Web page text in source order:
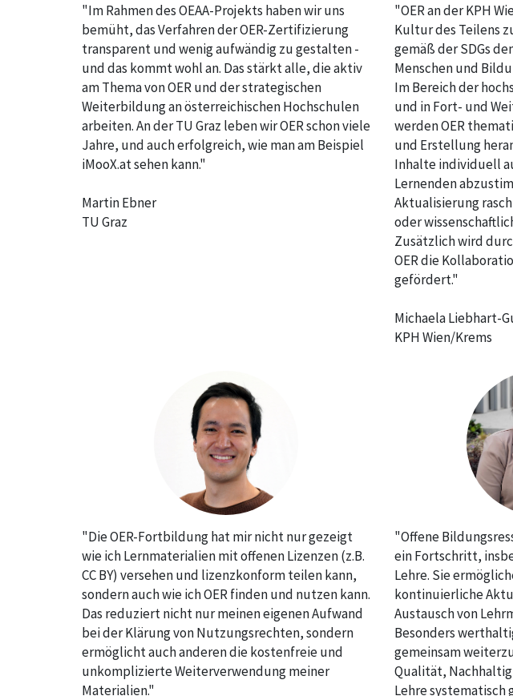
"Im Rahmen des OEAA-Projekts haben wir uns
bemüht, das Verfahren der OER-Zertifizierung
transparent und wenig aufwändig zu gestalten -
und das kommt wohl an. Das stärkt alle, die aktiv
am Thema von OER und der strategischen
Weiterbildung an österreichischen Hochschulen
arbeiten. An der TU Graz leben wir OER schon viele
Jahre, und auch erfolgreich, wie man am Beispiel
iMooX.at sehen kann."
Martin Ebner
TU Graz
"OER an der KPH
Kultur des Teilens
gemäß der SDGs
Menschen und
Im Bereich der
und in Fort- und
werden OER
und Erstellung
Inhalte individuell
Lernenden
Aktualisierung
oder
Zusätzlich wird
OER die
gefördert."
Michaela Liebhart-
KPH Wien/Krems
"Die OER-Fortbildung hat mir nicht nur gezeigt
wie ich Lernmaterialien mit offenen Lizenzen (z.B.
CC BY) versehen und lizenzkonform teilen kann,
sondern auch wie ich OER finden und nutzen kann.
Das reduziert nicht nur meinen eigenen Aufwand
bei der Klärung von Nutzungsrechten, sondern
ermöglicht auch anderen die kostenfreie und
unkomplizierte Weiterverwendung meiner
Materialien."
"Offene
ein Fortschritt,
Lehre. Sie
kontinuierliche
Austausch von
Besonders
gemeinsam
Qualität,
Lehre systematisch